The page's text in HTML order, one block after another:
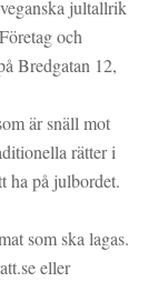
jultallrik
och
Bredgatan 12,
är snäll mot
rätter i
ha på julbordet.
som ska lagas.
eller